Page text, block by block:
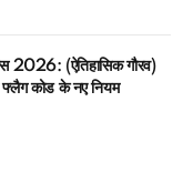
2026: (ऐतिहासिक गौरव)
फ्लैग कोड के नए नियम